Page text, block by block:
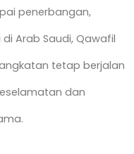
penerbangan,
Arab Saudi, Qawafil
tetap berjalan
dan